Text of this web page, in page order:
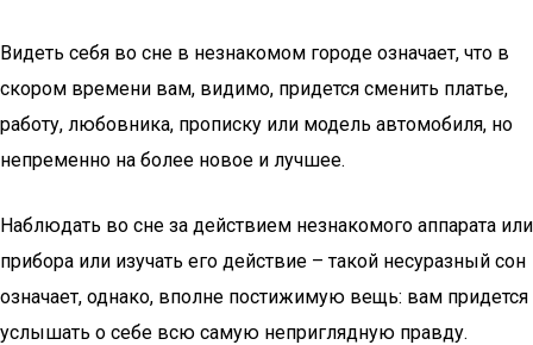
Видеть себя во сне в незнакомом городе означает, что в
скором времени вам, видимо, придется сменить платье,
работу, любовника, прописку или модель автомобиля, но
непременно на более новое и лучшее.
Наблюдать во сне за действием незнакомого аппарата или
прибора или изучать его действие – такой несуразный сон
означает, однако, вполне постижимую вещь: вам придется
услышать о себе всю самую неприглядную правду.